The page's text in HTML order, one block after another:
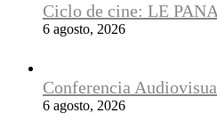
Ciclo de cine: LE
6 agosto, 2026
Conferencia
6 agosto, 2026